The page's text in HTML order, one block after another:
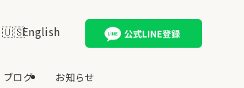
ブログ お知らせ
English